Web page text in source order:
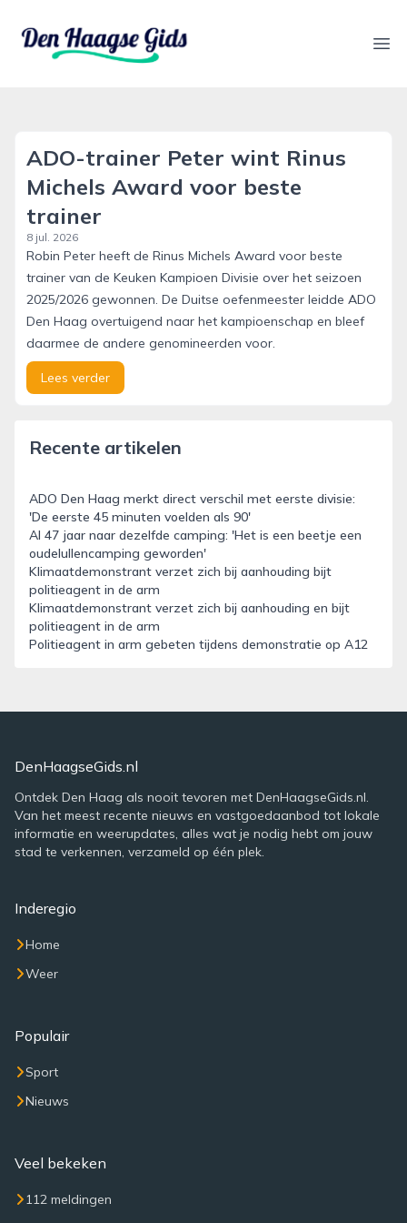
denhaagsegids.nl
ADO-trainer Peter wint Rinus
Michels Award voor beste
trainer
8 jul. 2026
Robin Peter heeft de Rinus Michels Award voor beste
trainer van de Keuken Kampioen Divisie over het seizoen
2025/2026 gewonnen. De Duitse oefenmeester leidde ADO
Den Haag overtuigend naar het kampioenschap en bleef
daarmee de andere genomineerden voor.
Lees verder
Recente artikelen
ADO Den Haag merkt direct verschil met eerste divisie:
'De eerste 45 minuten voelden als 90'
Al 47 jaar naar dezelfde camping: 'Het is een beetje een
oudelullencamping geworden'
Klimaatdemonstrant verzet zich bij aanhouding bijt
politieagent in de arm
Klimaatdemonstrant verzet zich bij aanhouding en bijt
politieagent in de arm
Politieagent in arm gebeten tijdens demonstratie op A12
DenHaagseGids.nl
Ontdek Den Haag als nooit tevoren met DenHaagseGids.nl.
Van het meest recente nieuws en vastgoedaanbod tot lokale
informatie en weerupdates, alles wat je nodig hebt om jouw
stad te verkennen, verzameld op één plek.
Inderegio
Home
Weer
Populair
Sport
Nieuws
Veel bekeken
112 meldingen